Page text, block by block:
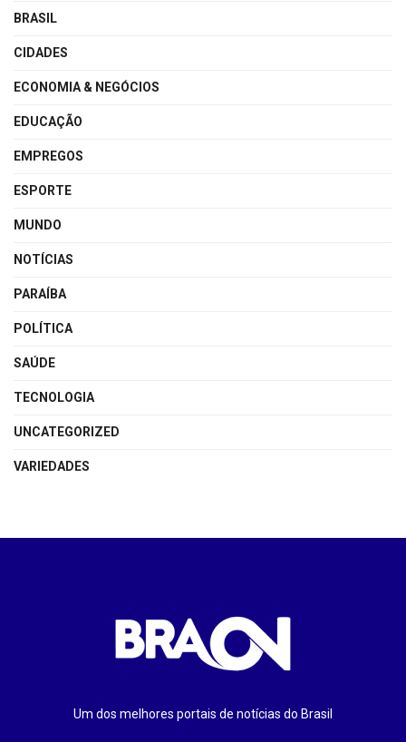
BRASIL
CIDADES
ECONOMIA & NEGÓCIOS
EDUCAÇÃO
EMPREGOS
ESPORTE
MUNDO
NOTÍCIAS
PARAÍBA
POLÍTICA
SAÚDE
TECNOLOGIA
UNCATEGORIZED
VARIEDADES
Um dos melhores portais de notícias do Brasil